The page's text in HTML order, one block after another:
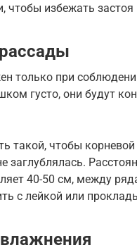
избежать
только при
густо, они будут
такой, чтобы
заглублялась.
40-50 см, между
с лейкой или